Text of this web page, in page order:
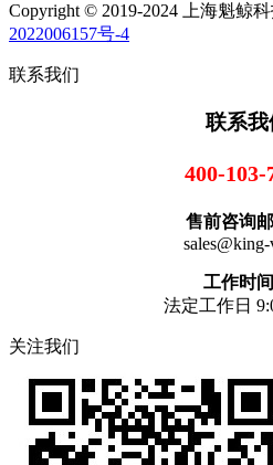
Copyright © 2019-2024 上海魁鲸
2022006157号-4
联系我们
联系我
400-103-
售前咨询邮
工作时间
法定工作日
关注我们